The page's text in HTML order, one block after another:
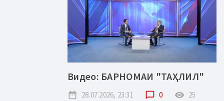
Видео: БАРНОМАИ "ТАҲЛИЛ"
date_range 28.07.2026, 23:31 chat_bubble_outline 0 remove_red_eye 25